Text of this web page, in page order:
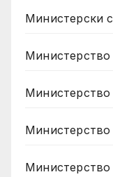
Министерски
Министерство
Министерство
Министерство